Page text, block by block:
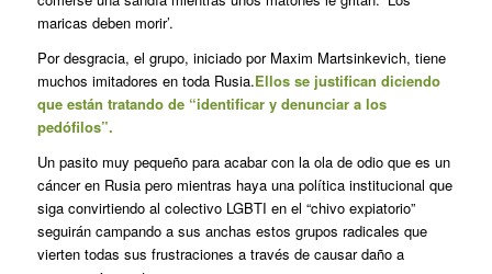
maricas deben morir’.
Por desgracia, el grupo, iniciado por Maxim Martsinkevich, tiene
muchos imitadores en toda Rusia.Ellos se justifican diciendo
que están tratando de “identificar y denunciar a los
pedófilos”.
Un pasito muy pequeño para acabar con la ola de odio que es un
cáncer en Rusia pero mientras haya una política institucional que
siga convirtiendo al colectivo LGBTI en el “chivo expiatorio”
seguirán campando a sus anchas estos grupos radicales que
vierten todas sus frustraciones a través de causar daño a